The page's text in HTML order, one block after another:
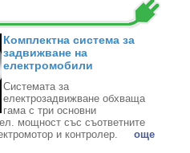
Комплектна система за
задвижване на
електромобили
Системата за
електрозадвижване обхваща
гама с три основни
мощност със съответните
и контролер.
oще